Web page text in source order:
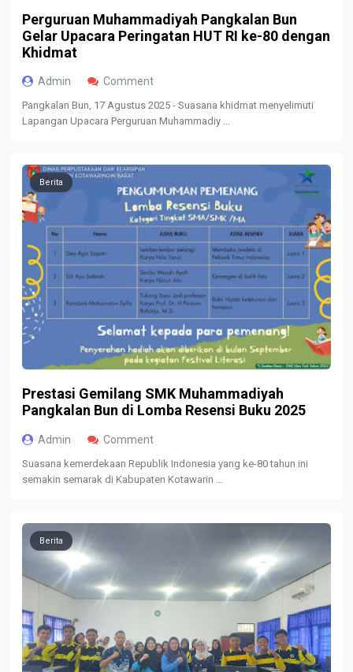
Perguruan Muhammadiyah Pangkalan Bun
Gelar Upacara Peringatan HUT RI ke-80 dengan
Khidmat
Admin Comment
Pangkalan Bun, 17 Agustus 2025 - Suasana khidmat menyelimuti
Lapangan Upacara Perguruan Muhammadiy ...
Berita
Prestasi Gemilang SMK Muhammadiyah
Pangkalan Bun di Lomba Resensi Buku 2025
Admin Comment
Suasana kemerdekaan Republik Indonesia yang ke-80 tahun ini
semakin semarak di Kabupaten Kotawarin ...
Berita